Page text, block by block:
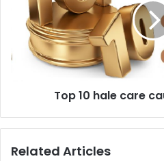
care
cauta
constructor
Top 10 hale care
Related Articles